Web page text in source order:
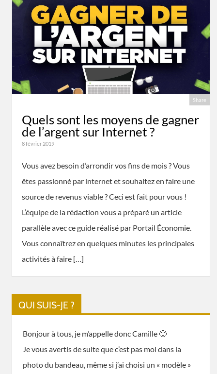
Share
Quels sont les moyens de gagner
de l’argent sur Internet ?
8 février 2019
Vous avez besoin d’arrondir vos fins de mois ? Vous
êtes passionné par internet et souhaitez en faire une
source de revenus viable ? Ceci est fait pour vous !
L’équipe de la rédaction vous a préparé un article
parallèle avec ce guide réalisé par Portail Économie.
Vous connaîtrez en quelques minutes les principales
activités à faire […]
QUI SUIS-JE ?
Bonjour à tous, je m’appelle donc Camille 🙂
Je vous avertis de suite que c’est pas moi dans la
photo du bandeau, même si j’ai choisi un « modèle »